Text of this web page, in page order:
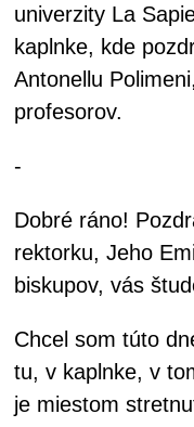
univerzity La
kaplnke, kde
Antonellu
profesorov.
-
Dobré ráno!
rektorku, Jeho
biskupov, vás
Chcel som túto
tu, v kaplnke, v
je miestom